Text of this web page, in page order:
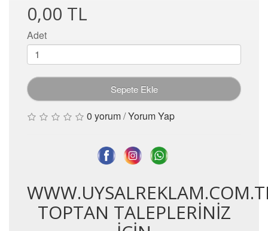
0,00 TL
Adet
Sepete Ekle
0 yorum/Yorum Yap
TOPTAN TALEPLERİNİZ